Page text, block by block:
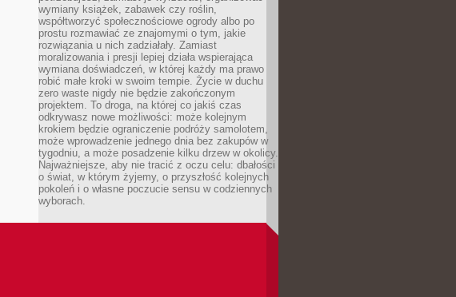
wymiany książek, zabawek czy roślin,
współtworzyć społecznościowe ogrody albo po
prostu rozmawiać ze znajomymi o tym, jakie
rozwiązania u nich zadziałały. Zamiast
moralizowania i presji lepiej działa wspierająca
wymiana doświadczeń, w której każdy ma prawo
robić małe kroki w swoim tempie. Życie w duchu
zero waste nigdy nie będzie zakończonym
projektem. To droga, na której co jakiś czas
odkrywasz nowe możliwości: może kolejnym
krokiem będzie ograniczenie podróży samolotem,
może wprowadzenie jednego dnia bez zakupów w
tygodniu, a może posadzenie kilku drzew w okolicy.
Najważniejsze, aby nie tracić z oczu celu: dbałości
o świat, w którym żyjemy, o przyszłość kolejnych
pokoleń i o własne poczucie sensu w codziennych
wyborach.